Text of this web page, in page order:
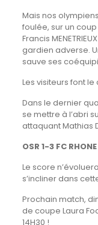
Mais nos
foulée, sur un coup
Francis
gardien adverse.
sauve ses
Les visiteurs font
Dans le dernier
se mettre à l’abri
attaquant Mathias
OSR 1-3 FC RHONE
Le score
s’incliner dans
Prochain match,
de coupe Laura
14H30 !